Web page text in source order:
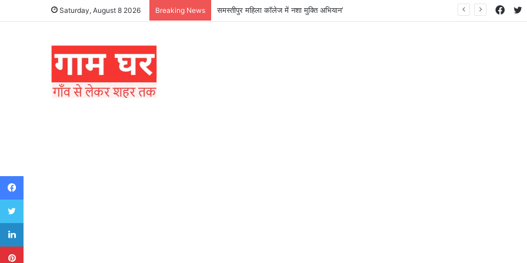
Saturday, August 8 2026 Breaking News समस्तीपुर महिला कॉलेज में नशा मुक्ति अभियान’
Facebook
Twitter
LinkedIn
Pinterest